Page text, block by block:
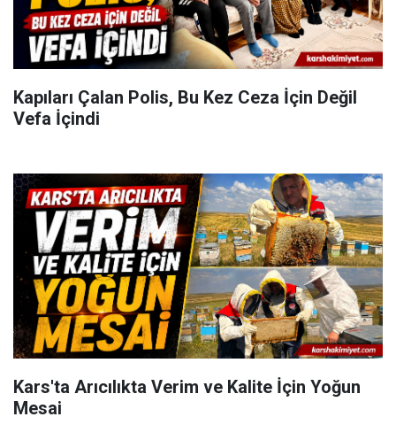
Kapıları Çalan Polis, Bu Kez Ceza İçin Değil
Vefa İçindi
Kars'ta Arıcılıkta Verim ve Kalite İçin Yoğun
Mesai